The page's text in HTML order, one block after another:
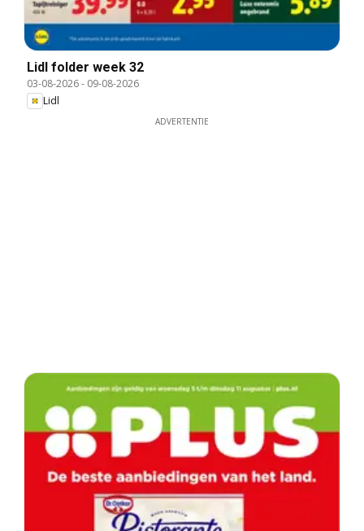
Lidl folder week 32
03-08-2026- 09-08-2026
Lidl
ADVERTENTIE